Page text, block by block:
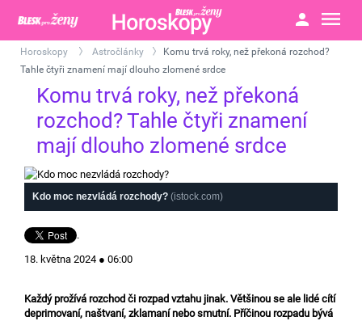
Horoskopy Astročlánky
Komu trvá roky, než překoná rozchod?
Tahle čtyři znamení mají dlouho zlomené srdce
Komu trvá roky, než překoná
rozchod? Tahle čtyři znamení
mají dlouho zlomené srdce
Kdo moc nezvládá rozchody? (istock.com)
.
18. května 2024 ● 06:00
Každý prožívá rozchod či rozpad vztahu jinak. Většinou se ale lidé cítí
deprimovaní, naštvaní, zklamaní nebo smutní. Příčinou rozpadu bývá